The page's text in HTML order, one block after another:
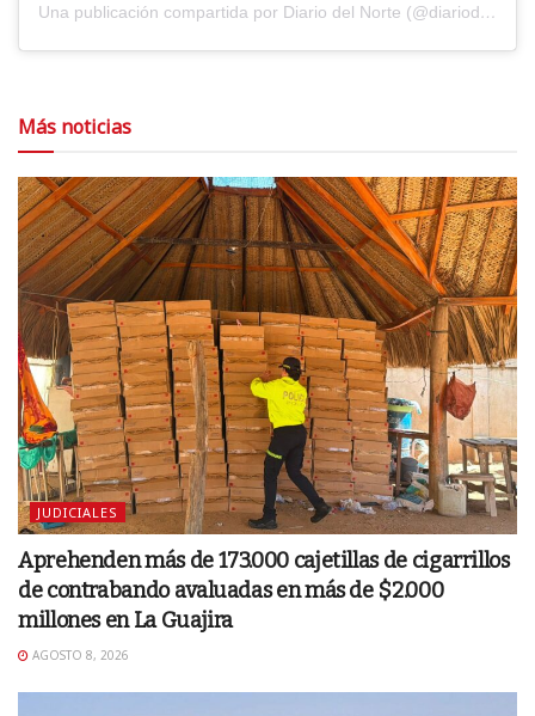
Una publicación compartida por Diario del Norte (@diariodelnorte)
Más noticias
JUDICIALES
Aprehenden más de 173.000 cajetillas de cigarrillos
de contrabando avaluadas en más de $2.000
millones en La Guajira
AGOSTO 8, 2026